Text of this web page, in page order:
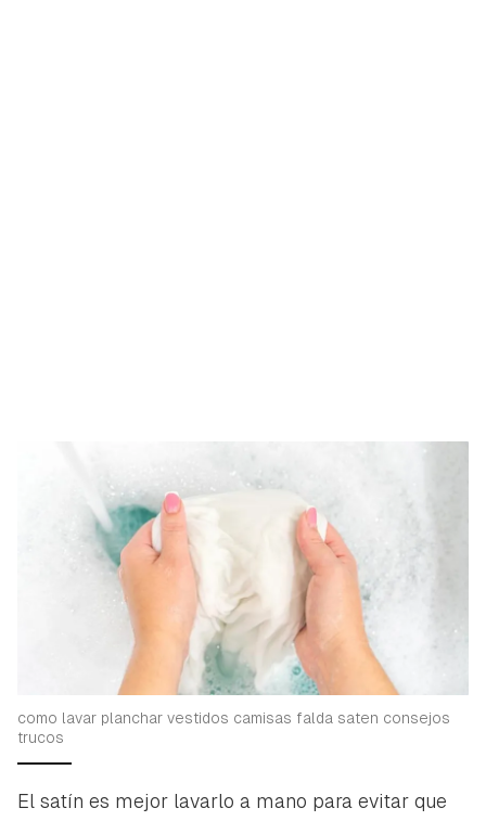
como lavar planchar vestidos camisas falda saten consejos
trucos
El satín es mejor lavarlo a mano para evitar que